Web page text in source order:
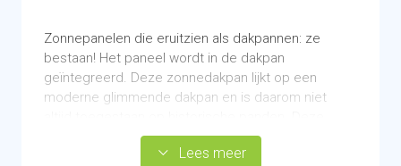
Zonnepanelen die eruitzien als dakpannen: ze
bestaan! Het paneel wordt in de dakpan
geïntegreerd. Deze zonnedakpan lijkt op een
moderne glimmende dakpan en is daarom niet
dakpannen zijn vooral geschikt voor kleinere daken,
van bijvoorbeeld een fortwachterswoning, of voor
Lees meer